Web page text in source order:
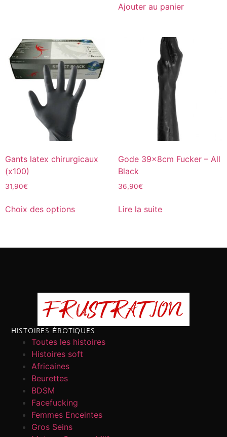
Ajouter au panier
Gants latex chirurgicaux
(x100)
31,90€
Choix des options
Gode 39x8cm Fucker – All
Black
36,90€
Lire la suite
HISTOIRES ÉROTIQUES
Toutes les histoires
Histoires soft
Africaines
Beurettes
BDSM
Facefucking
Femmes Enceintes
Gros Seins